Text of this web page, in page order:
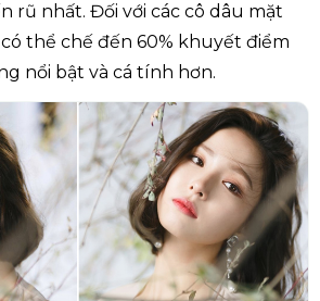
rũ nhất. Đối với các cô dâu mặt
thể chế đến 60% khuyết điểm
nổi bật và cá tính hơn.